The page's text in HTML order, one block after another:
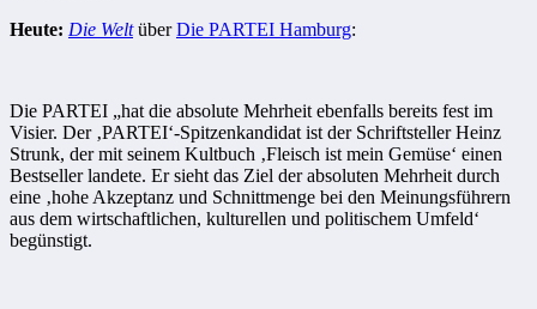
Heute: Die WeltüberDie PARTEI Hamburg:
Die PARTEI „hat die absolute Mehrheit ebenfalls bereits fest im
Visier. Der ‚PARTEI‘-Spitzenkandidat ist der Schriftsteller Heinz
Strunk, der mit seinem Kultbuch ‚Fleisch ist mein Gemüse‘ einen
Bestseller landete. Er sieht das Ziel der absoluten Mehrheit durch
eine ‚hohe Akzeptanz und Schnittmenge bei den Meinungsführern
aus dem wirtschaftlichen, kulturellen und politischem Umfeld‘
begünstigt.